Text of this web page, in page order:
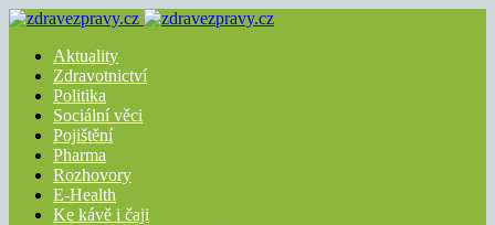
Aktuality
Zdravotnictví
Politika
Sociální věci
Pojištění
Pharma
Rozhovory
E-Health
Ke kávě i čaji